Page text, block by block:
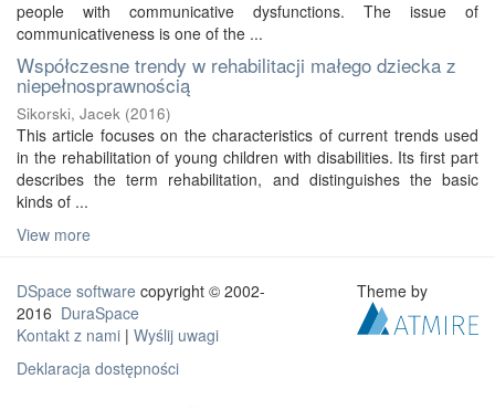
people with communicative dysfunctions. The issue of
communicativeness is one of the ...
Współczesne trendy w rehabilitacji małego dziecka z
niepełnosprawnością
Sikorski, Jacek (2016)
This article focuses on the characteristics of current trends used
in the rehabilitation of young children with disabilities. Its first part
describes the term rehabilitation, and distinguishes the basic
kinds of ...
View more
DSpace software copyright © 2002-
2016 DuraSpace
Kontakt z nami | Wyślij uwagi
Deklaracja dostępności
Theme by